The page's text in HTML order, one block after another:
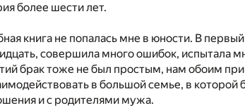
более шести лет.
книга не попалась мне в юности. В
совершила много ошибок, испытала
брак тоже не был простым, нам обоим
в большой семье, в которой
и с родителями мужа.